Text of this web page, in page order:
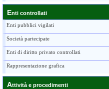
Enti controllati
Enti pubblici vigilati
Società partecipate
Enti di diritto privato controllati
Rappresentazione grafica
Attività e procedimenti